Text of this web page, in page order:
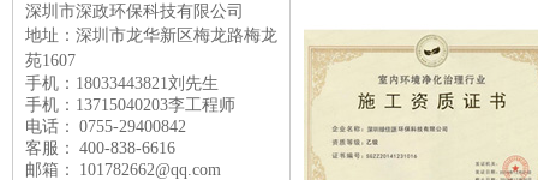
深圳市深政环保科技有限公司
地址：深圳市龙华新区梅龙路梅龙
苑1607
手机：18033443821刘先生
手机：13715040203李工程师
电话： 0755-29400842
客服： 400-838-6616
邮箱： 101782662@qq.com